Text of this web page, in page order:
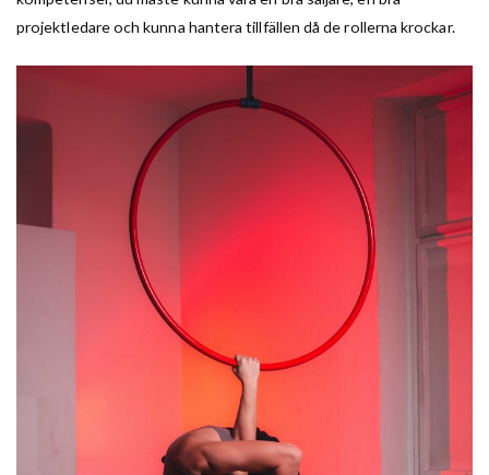
projektledare och kunna hantera tillfällen då de rollerna krockar.